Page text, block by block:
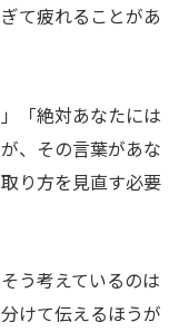
て疲れることがあ
「絶対あなたには
、その言葉があな
り方を見直す必要
う考えているのは
けて伝えるほうが